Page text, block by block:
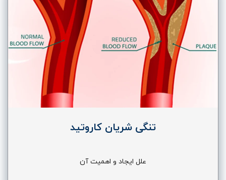
تنگی شریان کاروتید
علل ایجاد و اهمیت آن